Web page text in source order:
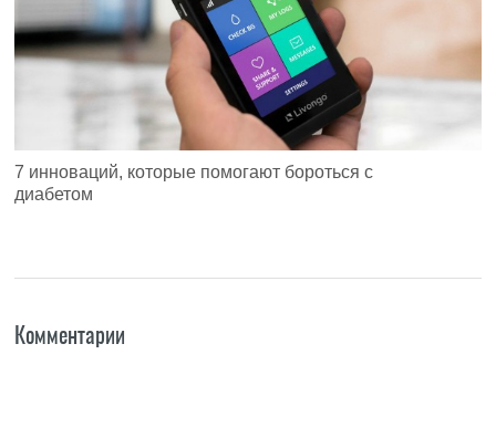
7 инноваций, которые помогают бороться с
диабетом
Комментарии